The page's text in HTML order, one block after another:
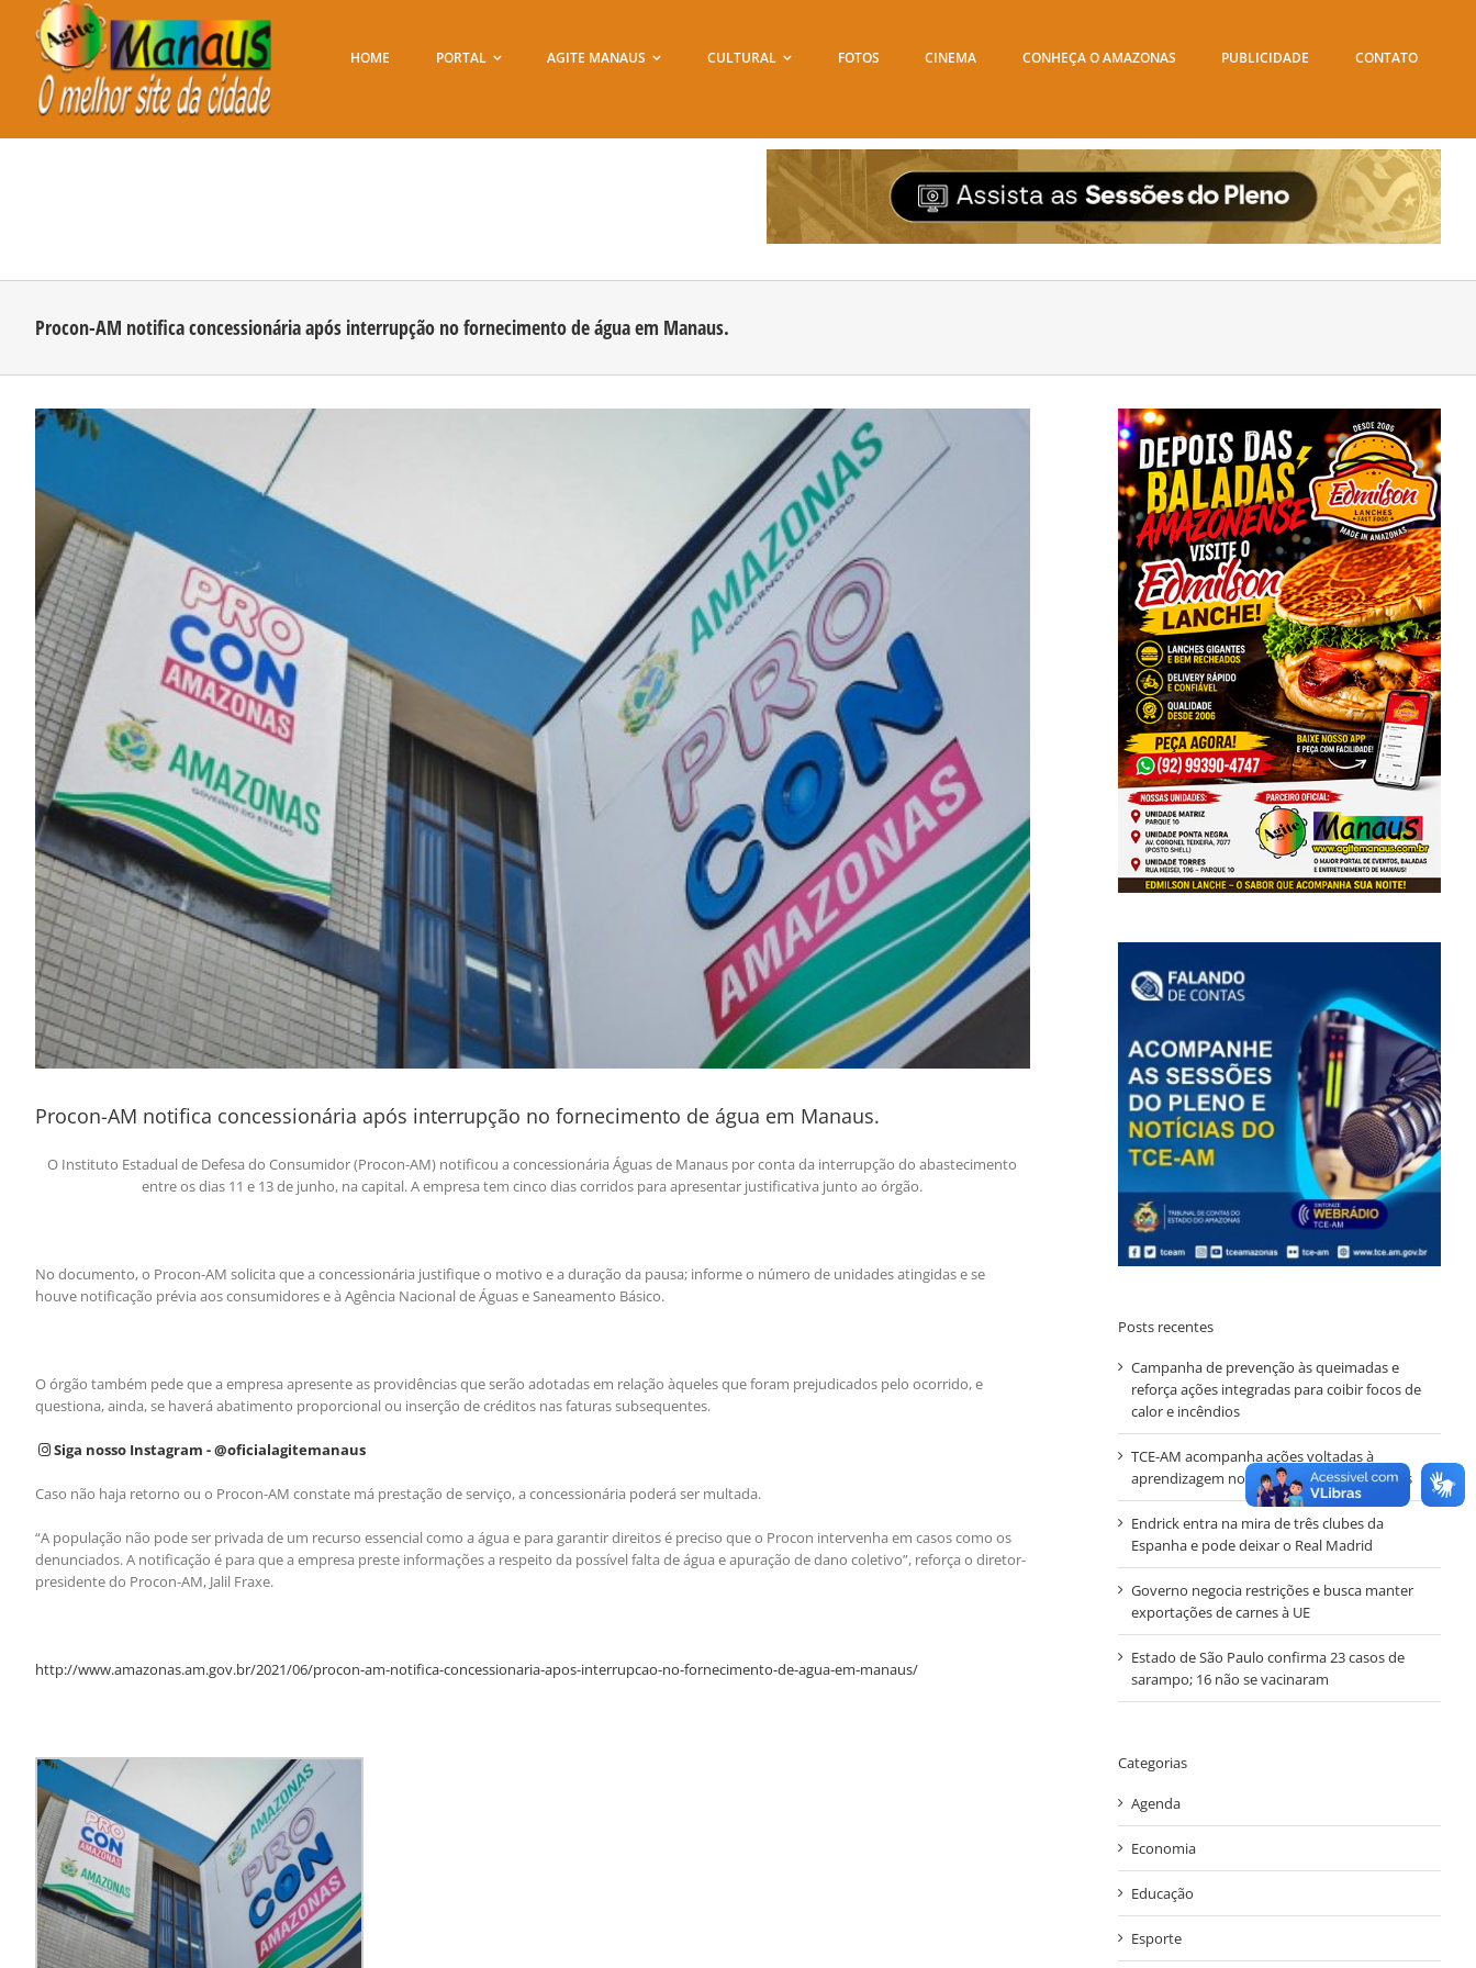
conteúdo
HOME PORTAL AGITE MANAUS CULTURAL FOTOS CINEMA CONHEÇA O AMAZONAS PUBLICIDADE CONTATO
Procon-AM notifica concessionária após interrupção no fornecimento de água em Manaus.
View
Larger
Procon-AM notifica concessionária após interrupção no fornecimento de água em Manaus.
O Instituto Estadual de Defesa do Consumidor (Procon-AM) notificou a concessionária Águas de Manaus por conta da interrupção do abastecimento
entre os dias 11 e 13 de junho, na capital. A empresa tem cinco dias corridos para apresentar justificativa junto ao órgão.
No documento, o Procon-AM solicita que a concessionária justifique o motivo e a duração da pausa; informe o número de unidades atingidas e se
houve notificação prévia aos consumidores e à Agência Nacional de Águas e Saneamento Básico.
O órgão também pede que a empresa apresente as providências que serão adotadas em relação àqueles que foram prejudicados pelo ocorrido, e
questiona, ainda, se haverá abatimento proporcional ou inserção de créditos nas faturas subsequentes.
Siga nosso Instagram - @oficialagitemanaus
Caso não haja retorno ou o Procon-AM constate má prestação de serviço, a concessionária poderá ser multada.
“A população não pode ser privada de um recurso essencial como a água e para garantir direitos é preciso que o Procon intervenha em casos como os
denunciados. A notificação é para que a empresa preste informações a respeito da possível falta de água e apuração de dano coletivo”, reforça o diretor-
presidente do Procon-AM, Jalil Fraxe.
http://www.amazonas.am.gov.br/2021/06/procon-am-notifica-concessionaria-apos-interrupcao-no-fornecimento-de-agua-em-manaus/
Posts recentes
Campanha de prevenção às queimadas e
reforça ações integradas para coibir focos de
calor e incêndios
TCE-AM acompanha ações voltadas à
aprendizagem nos anos iniciais em Autazes
Endrick entra na mira de três clubes da
Espanha e pode deixar o Real Madrid
Governo negocia restrições e busca manter
exportações de carnes à UE
Estado de São Paulo confirma 23 casos de
sarampo; 16 não se vacinaram
Categorias
Agenda
Economia
Educação
Esporte